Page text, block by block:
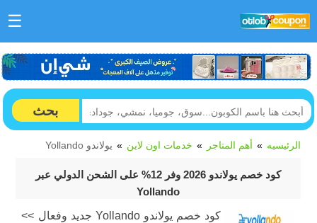
☰
بحث
الرئيسيه أهم المتاجر خدمات اون لاين يولاندو Yollando
كود خصم يولاندو 2026 وفر 12% على الشحن الدولي عبر
Yollando
كود خصم يولاندو Yollando جديد وفعال >>